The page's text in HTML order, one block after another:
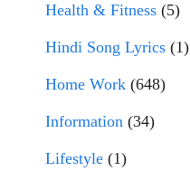
Health & Fitness (5)
Hindi Song Lyrics (1)
Home Work (648)
Information (34)
Lifestyle (1)